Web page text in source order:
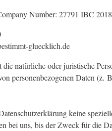
Number: 27791 IBC 2018
gluecklich.de
natürliche oder juristische
personenbezogenen Daten (z.
keine
bei uns, bis der Zweck für die